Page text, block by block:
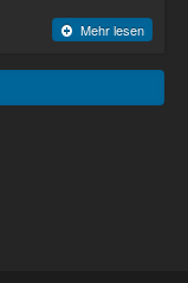
Mehr lesen